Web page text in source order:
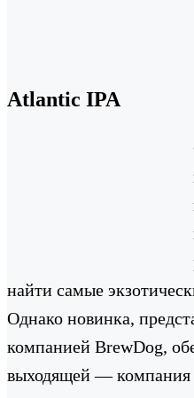
Atlantic IPA
найти самые
Однако новинка,
компанией BrewDog,
выходящей — компания